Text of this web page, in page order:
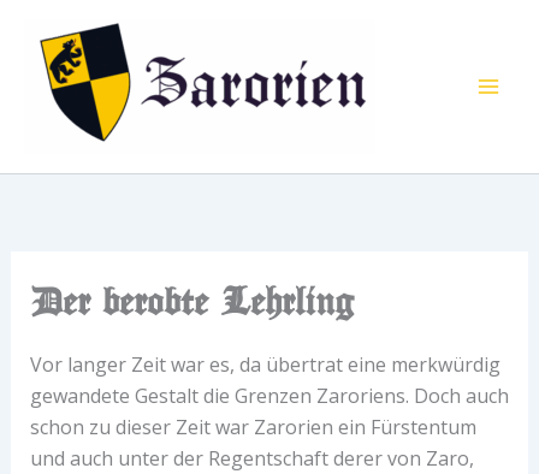
Inhalt
springen
Der berobte Lehrling
Vor langer Zeit war es, da übertrat eine merkwürdig
gewandete Gestalt die Grenzen Zaroriens. Doch auch
schon zu dieser Zeit war Zarorien ein Fürstentum
und auch unter der Regentschaft derer von Zaro,